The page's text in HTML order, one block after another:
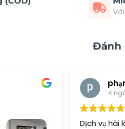
Đánh
4
Dịch vụ hài